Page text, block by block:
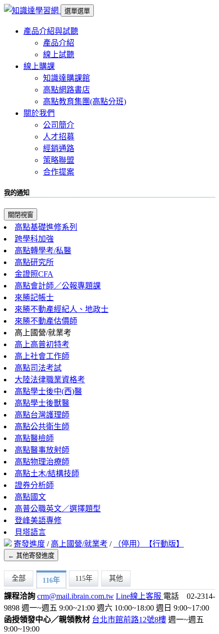
選單選單
產品介紹與試聽
產品介紹
線上試聽
線上購課
知識達購課館
高點網路書店
高點教育集團(高點分班)
關於我們
公司簡介
人才招募
經銷通路
策略聯盟
合作提案
我的通知
關閉視窗
高點基礎進修系列
跨學科加強
高點轉學考/私醫
高點研究所
金證照CFA
高點會計師／公報專題課
來勝記帳士
來勝不動產經紀人、地政士
來勝不動產估價師
高上國營/就業考
高上高普初特考
高上社會工作師
高點司法考試
大陸法律職業資格考
高點學士後中(西)醫
高點學士後獸醫
高點台灣護理師
高點公共衛生師
高點醫檢師
高點醫事放射師
高點物理治療師
高點土木/結構技師
證券分析師
高點國文
高普公職英文／選擇題型
登峰美語專修
貝塔語言
寄發進度 / 高上國營/就業考 / （停用）【行動版】
← 其他寄發進度
全部 116年 115年 其他
課程洽詢 crm@mail.ibrain.com.tw Line線上客服 電話 02-2314-
9898 週一~週五 9:00~21:00 週六 10:00~18:00 週日 9:00~17:00
函授領發中心／親領教材 台北市館前路12號8樓 週一~週五
9:00~19:00